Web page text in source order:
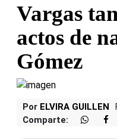
Vargas
actos de
Gómez
Por ELVIRA GUILLEN
Comparte: